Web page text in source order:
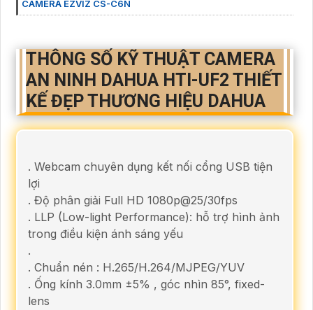
CAMERA EZVIZ CS-C6N
THÔNG SỐ KỸ THUẬT CAMERA
AN NINH DAHUA HTI-UF2 THIẾT
KẾ ĐẸP THƯƠNG HIỆU DAHUA
. Webcam chuyên dụng kết nối cổng USB tiện
lợi
. Độ phân giải Full HD 1080p@25/30fps
. LLP (Low-light Performance): hỗ trợ hình ảnh
trong điều kiện ánh sáng yếu
.
. Chuẩn nén : H.265/H.264/MJPEG/YUV
. Ống kính 3.0mm ±5% , góc nhìn 85°, fixed-
lens